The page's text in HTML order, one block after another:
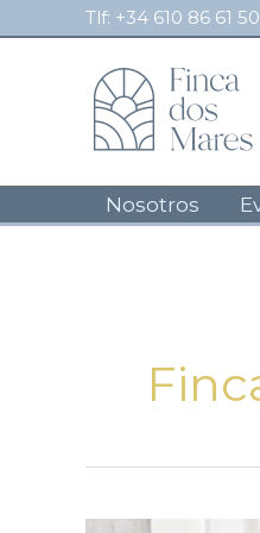
contenido
Tlf: +34 610 86 61 50
Nosotros